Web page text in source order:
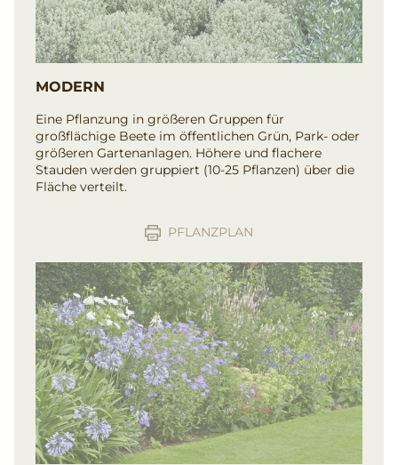
MODERN
Eine Pflanzung in größeren Gruppen für
großflächige Beete im öffentlichen Grün, Park- oder
größeren Gartenanlagen. Höhere und flachere
Stauden werden gruppiert (10-25 Pflanzen) über die
Fläche verteilt.
PFLANZPLAN